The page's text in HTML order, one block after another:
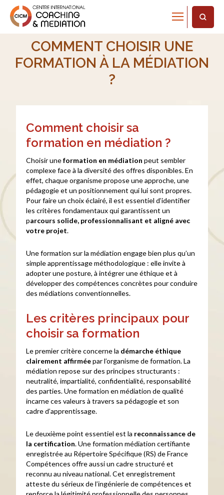
Home Comment choisir une formation à la médiation ?
COMMENT CHOISIR UNE
FORMATION À LA MÉDIATION
?
Comment choisir sa
formation en médiation ?
Choisir uneformation en médiation peut sembler
complexe face à la diversité des offres disponibles. En
effet, chaque organisme propose une approche, une
pédagogie et un positionnement qui lui sont propres.
Pour faire un choix éclairé, il est essentiel d’identifier
les critères fondamentaux qui garantissent un
parcours solide, professionnalisant et aligné avec
votre projet.
Une formation sur la médiation engage bien plus qu’un
simple apprentissage méthodologique : elle invite à
adopter une posture, à intégrer une éthique et à
développer des compétences concrètes pour conduire
des médiations conventionnelles.
Les critères principaux pour
choisir sa formation
Le premier critère concerne la démarche éthique
clairement affirméepar l’organisme de formation. La
médiation repose sur des principes structurants :
neutralité, impartialité, confidentialité, responsabilité
des parties. Une formation en médiation de qualité
incarne ces valeurs à travers sa pédagogie et son
cadre d’apprentissage.
Le deuxième point essentiel est la reconnaissance de
la certification. Une formation médiation certifiante
enregistrée au Répertoire Spécifique (RS) de France
Compétences offre aussi un cadre structuré et
reconnu au niveau national. Cet enregistrement
atteste du sérieux de l’ingénierie de compétences et